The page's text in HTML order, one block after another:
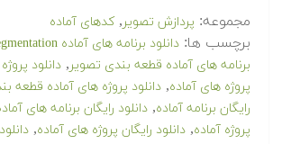
مجموعه: پردازش تصویر,کدهای آماده
برچسب ها: دانلود برنامه های آماده Image Segmentation
برنامه های آماده قطعه بندی تصویر, دانلود
پروژه های آماده, دانلود پروژه های آماده قطعه
رایگان برنامه آماده, دانلود رایگان برنامه های
پروژه آماده, دانلود رایگان پروژه های آماده,